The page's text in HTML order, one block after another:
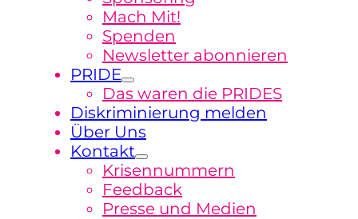
Mach Mit!
Spenden
Newsletter abonnieren
PRIDE
Das waren die PRIDES
Diskriminierung melden
Über Uns
Kontakt
Krisennummern
Feedback
Presse und Medien